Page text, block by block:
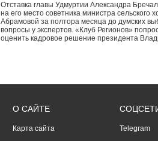
Отставка главы Удмуртии Александра
на его место советника министра сельского
Абрамовой за полтора месяца до думских
вопросы у экспертов. «Клуб Регионов»
оценить кадровое решение президента
О САЙТЕ
Карта сайта Telegram